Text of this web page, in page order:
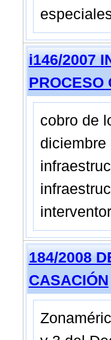
i146/2007
PROCESO
cobro de
diciembre
184/2008
CASACIÓN